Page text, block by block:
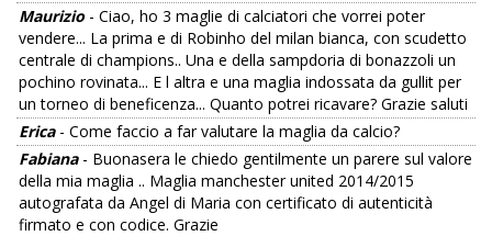
Maurizio- Ciao, ho 3 maglie di calciatori che vorrei poter
vendere... La prima e di Robinho del milan bianca, con scudetto
centrale di champions.. Una e della sampdoria di bonazzoli un
pochino rovinata... E l altra e una maglia indossata da gullit per
un torneo di beneficenza... Quanto potrei ricavare? Grazie saluti
Erica- Come faccio a far valutare la maglia da calcio?
Fabiana- Buonasera le chiedo gentilmente un parere sul valore
della mia maglia .. Maglia manchester united 2014/2015
autografata da Angel di Maria con certificato di autenticità
firmato e con codice. Grazie